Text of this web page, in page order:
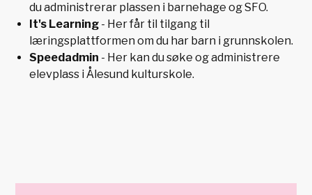
du administrerar plassen i barnehage og SFO.
It's Learning - Her får til tilgang til
læringsplattformen om du har barn i grunnskolen.
Speedadmin - Her kan du søke og administrere
elevplass i Ålesund kulturskole.